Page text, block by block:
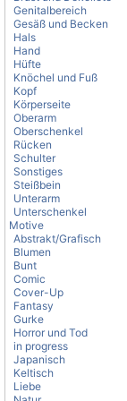
Genitalbereich
Gesäß und Becken
Hals
Hand
Hüfte
Knöchel und Fuß
Kopf
Körperseite
Oberarm
Oberschenkel
Rücken
Schulter
Sonstiges
Steißbein
Unterarm
Unterschenkel
Motive
Abstrakt/Grafisch
Blumen
Bunt
Comic
Cover-Up
Fantasy
Gurke
Horror und Tod
in progress
Japanisch
Keltisch
Liebe